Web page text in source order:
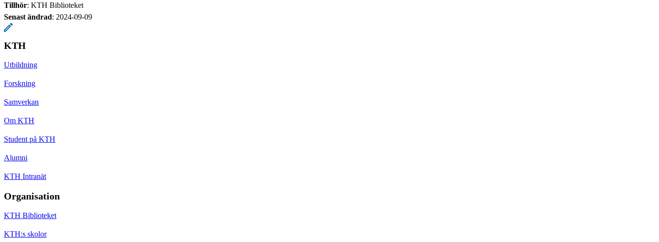
Tillhör: KTH Biblioteket
Senast ändrad: 2024-09-09
KTH
Utbildning
Forskning
Samverkan
Om KTH
Student på KTH
Alumni
KTH Intranät
Organisation
KTH Biblioteket
KTH:s skolor